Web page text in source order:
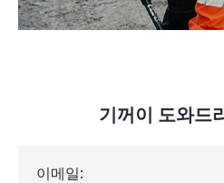
기꺼이 도와드
이메일: